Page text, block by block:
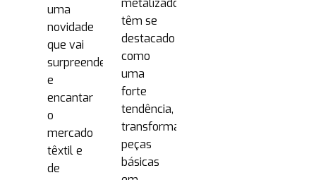
uma
novidade
que vai
surpreender
e
encantar
o
mercado
têxtil e
de
metalizados
têm se
destacado
como
uma
forte
tendência,
transformando
peças
básicas